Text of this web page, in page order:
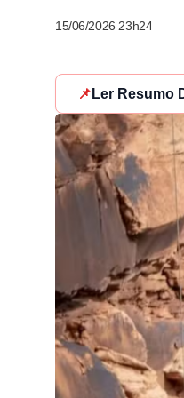
15/06/2026 23h24
📌 Ler Resumo